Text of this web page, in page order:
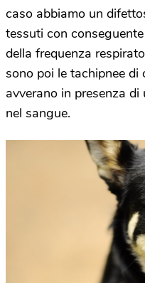
caso abbiamo un
tessuti con
della frequenza
sono poi le tachipnee di
avverano in presenza
nel sangue.